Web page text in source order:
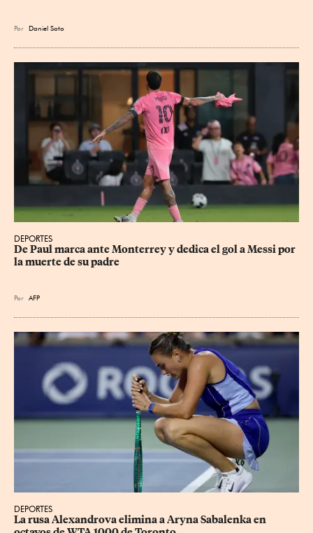
Por Daniel Soto
DEPORTES
De Paul marca ante Monterrey y dedica el gol a Messi por
la muerte de su padre
Por AFP
DEPORTES
La rusa Alexandrova elimina a Aryna Sabalenka en